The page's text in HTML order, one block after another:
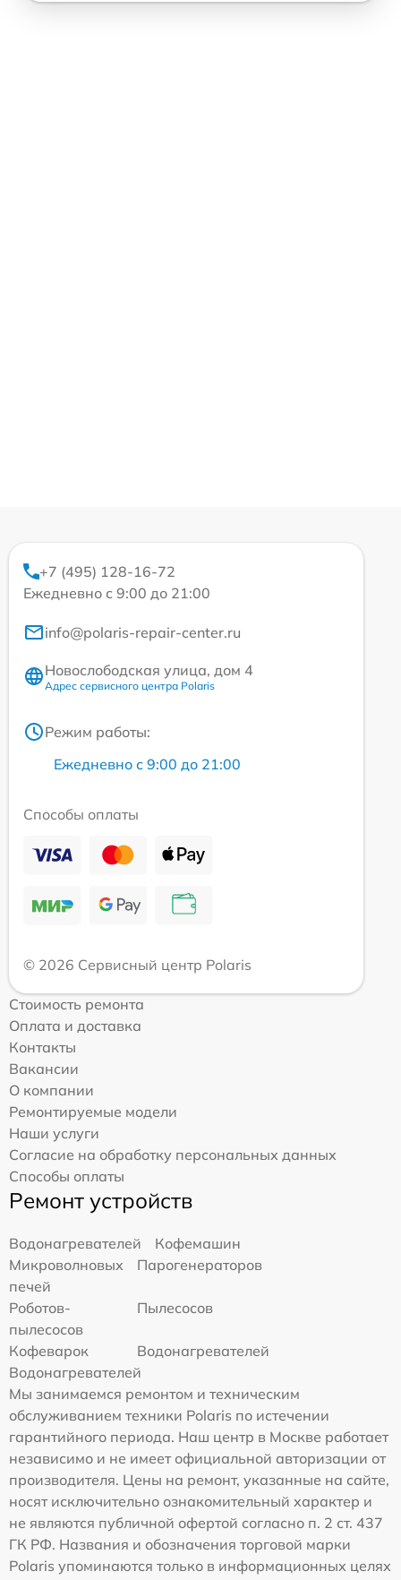
+7 (495) 128-16-72
Ежедневно с 9:00 до 21:00
info@polaris-repair-center.ru
Новослободская улица, дом 4
Адрес сервисного центра Polaris
Режим работы:
Ежедневно с 9:00 до 21:00
Способы оплаты
© 2026 Сервисный центр Polaris
Стоимость ремонта
Оплата и доставка
Контакты
Вакансии
О компании
Ремонтируемые модели
Наши услуги
Согласие на обработку персональных данных
Способы оплаты
Ремонт устройств
Водонагревателей
Кофемашин
Микроволновых
печей
Парогенераторов
Роботов-
пылесосов
Пылесосов
Кофеварок
Водонагревателей
Водонагревателей
Мы занимаемся ремонтом и техническим
обслуживанием техники Polaris по истечении
гарантийного периода. Наш центр в Москве работает
независимо и не имеет официальной авторизации от
производителя. Цены на ремонт, указанные на сайте,
носят исключительно ознакомительный характер и
не являются публичной офертой согласно п. 2 ст. 437
ГК РФ. Названия и обозначения торговой марки
Polaris упоминаются только в информационных целях